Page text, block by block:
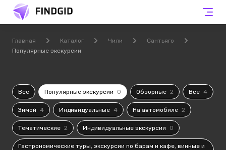
Главная Каталог Чили
Сантьяго
Популярные экскурсии
Все Популярные экскурсии 0 Обзорные 2 Все 4
Зимой 4 Индивидуальные 4 На автомобиле 2
Тематические 2 Индивидуальные экскурсии 0
Гастрономические туры, экскурсии по барам и кафе, винные и